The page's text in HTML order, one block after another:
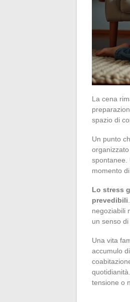
La cena
spazio di
Un punto
spontanee.
momento
Lo stress
prevedibili
negoziabili
un senso
Una vita
accumulo
tensione o